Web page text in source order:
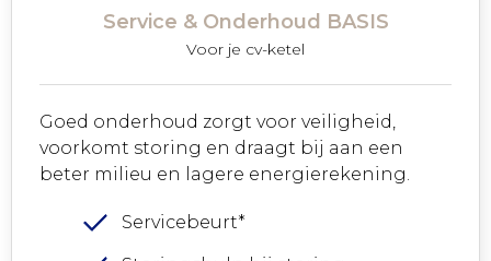
Service & Onderhoud BASIS
Voor je cv-ketel
Goed onderhoud zorgt voor veiligheid,
voorkomt storing en draagt bij aan een
beter milieu en lagere energierekening.
Servicebeurt*